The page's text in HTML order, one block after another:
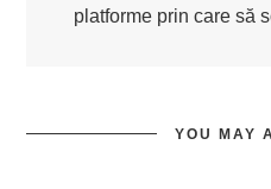
platforme prin care să
YOU MAY